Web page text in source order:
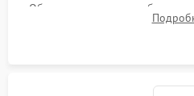
Обязательная очистка блока
печати от просыпанного